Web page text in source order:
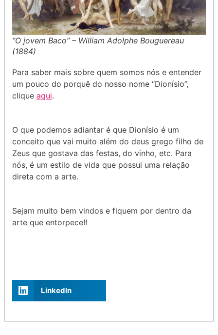
“O jovem Baco” – William Adolphe Bouguereau
(1884)
Para saber mais sobre quem somos nós e entender
um pouco do porquê do nosso nome “Dionísio”,
clique aqui.
O que podemos adiantar é que Dionísio é um
conceito que vai muito além do deus grego filho de
Zeus que gostava das festas, do vinho, etc. Para
nós, é um estilo de vida que possui uma relação
direta com a arte.
Sejam muito bem vindos e fiquem por dentro da
arte que entorpece!!
LinkedIn